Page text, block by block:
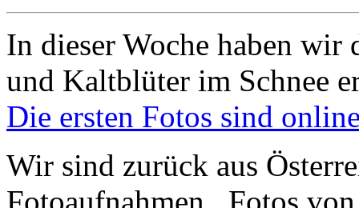
In dieser Woche haben wir
und Kaltblüter im Schnee
Die ersten Fotos sind
Wir sind zurück aus